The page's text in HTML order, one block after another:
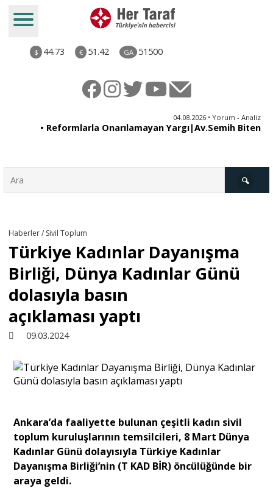
$ 44.73 € 51.42 GA 51500
04.08.2026 • Yorum - Analiz
• Reformlarla Onarılamayan Yargı|Av.Semih Biten
Derkenar
Sivil Toplum
Ekonomi
Dünya
Yorum - Analiz
Haberler / Sivil Toplum
Türkiye Kadınlar Dayanışma
Birliği, Dünya Kadınlar Günü
dolasıyla basın
açıklaması yaptı
09.03.2024
Ankara’da faaliyette bulunan çeşitli kadın sivil
toplum kuruluşlarının temsilcileri, 8 Mart Dünya
Kadınlar Günü dolayısıyla Türkiye Kadınlar
Dayanışma Birliği’nin (T KAD BİR) öncülüğünde bir
araya geldi.